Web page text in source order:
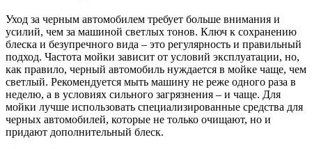
Уход за черным автомобилем требует больше внимания и
усилий, чем за машиной светлых тонов. Ключ к сохранению
блеска и безупречного вида – это регулярность и правильный
подход. Частота мойки зависит от условий эксплуатации, но,
как правило, черный автомобиль нуждается в мойке чаще, чем
светлый. Рекомендуется мыть машину не реже одного раза в
неделю, а в условиях сильного загрязнения – и чаще. Для
мойки лучше использовать специализированные средства для
черных автомобилей, которые не только очищают, но и
придают дополнительный блеск.